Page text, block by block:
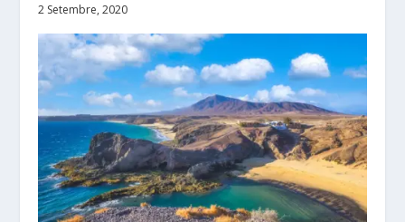
2 Setembre, 2020